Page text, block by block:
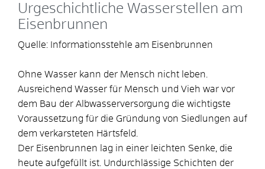
Urgeschichtliche Wasserstellen am
Eisenbrunnen
Quelle: Informationsstehle am Eisenbrunnen
Ohne Wasser kann der Mensch nicht leben.
Ausreichend Wasser für Mensch und Vieh war vor
dem Bau der Albwasserversorgung die wichtigste
Voraussetzung für die Gründung von Siedlungen auf
dem verkarsteten Härtsfeld.
Der Eisenbrunnen lag in einer leichten Senke, die
heute aufgefüllt ist. Undurchlässige Schichten der